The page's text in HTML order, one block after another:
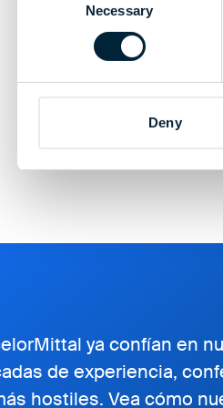
Necessary
Deny
ya confían en
de experiencia,
hostiles. Vea cómo